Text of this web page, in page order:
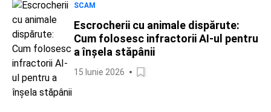
SCAM
Escrocherii cu animale dispărute:
Cum folosesc infractorii AI-ul pentru
a înșela stăpânii
15 Iunie 2026